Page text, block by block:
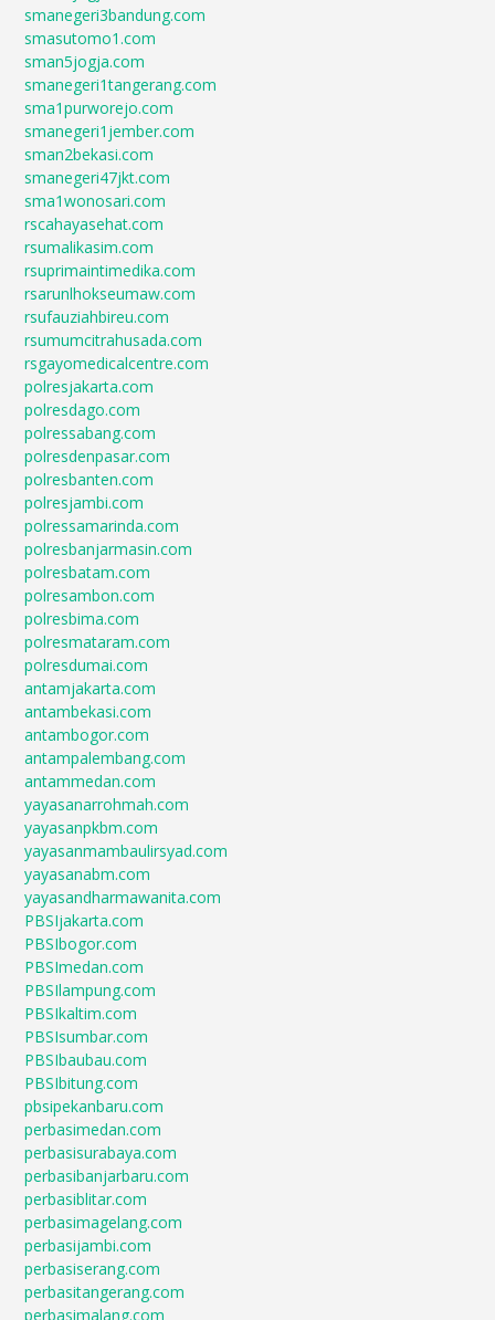
smanegeri3bandung.com
smasutomo1.com
sman5jogja.com
smanegeri1tangerang.com
sma1purworejo.com
smanegeri1jember.com
sman2bekasi.com
smanegeri47jkt.com
sma1wonosari.com
rscahayasehat.com
rsumalikasim.com
rsuprimaintimedika.com
rsarunlhokseumaw.com
rsufauziahbireu.com
rsumumcitrahusada.com
rsgayomedicalcentre.com
polresjakarta.com
polresdago.com
polressabang.com
polresdenpasar.com
polresbanten.com
polresjambi.com
polressamarinda.com
polresbanjarmasin.com
polresbatam.com
polresambon.com
polresbima.com
polresmataram.com
polresdumai.com
antamjakarta.com
antambekasi.com
antambogor.com
antampalembang.com
antammedan.com
yayasanarrohmah.com
yayasanpkbm.com
yayasanmambaulirsyad.com
yayasanabm.com
yayasandharmawanita.com
PBSIjakarta.com
PBSIbogor.com
PBSImedan.com
PBSIlampung.com
PBSIkaltim.com
PBSIsumbar.com
PBSIbaubau.com
PBSIbitung.com
pbsipekanbaru.com
perbasimedan.com
perbasisurabaya.com
perbasibanjarbaru.com
perbasiblitar.com
perbasimagelang.com
perbasijambi.com
perbasiserang.com
perbasitangerang.com
perbasimalang.com